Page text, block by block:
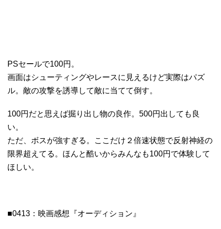
PSセールで100円。
画面はシューティングやレースに見えるけど実際はパズ
ル。敵の攻撃を誘導して敵に当てて倒す。
100円だと思えば掘り出し物の良作。500円出しても良
い。
ただ、ボスが強すぎる。ここだけ２倍速状態で反射神経の
限界超えてる。ほんと酷いからみんなも100円で体験して
ほしい。
■0413：映画感想『オーディション』